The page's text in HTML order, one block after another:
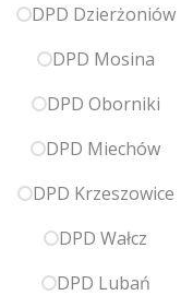
DPD Dzierżoniów
DPD Mosina
DPD Oborniki
DPD Miechów
DPD Krzeszowice
DPD Wałcz
DPD Lubań